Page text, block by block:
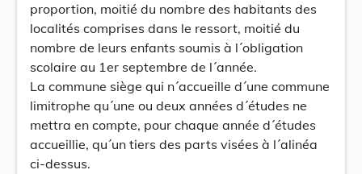
proportion, moitié du nombre des habitants des
localités comprises dans le ressort, moitié du
nombre de leurs enfants soumis à l´obligation
scolaire au 1er septembre de l´année.
La commune siège qui n´accueille d´une commune
limitrophe qu´une ou deux années d´études ne
mettra en compte, pour chaque année d´études
accueillie, qu´un tiers des parts visées à l´alinéa
ci-dessus.